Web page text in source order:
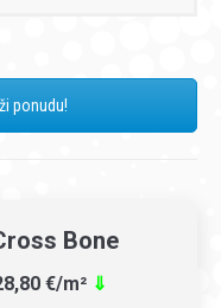
ponudu!
Bone
€/m² ⇓